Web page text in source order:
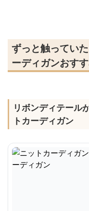
ずっと触ってい
ーディガンおす
リボンディテール
トカーディガン